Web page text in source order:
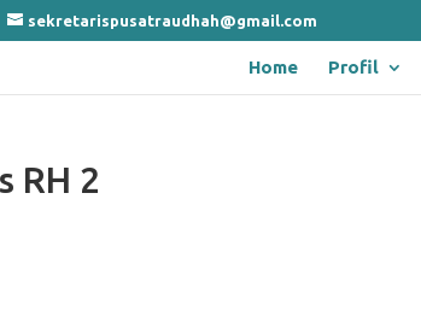
sekretarispusatraudhah@gmail.com
Home Profil
RH 2